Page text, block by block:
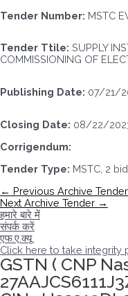
Tender Number: MSTC
Tender Ttile: SUPPLY
COMMISSIONING OF
Publishing Date: 07/21/
Closing Date: 08/22/2023
Corrigendum:
Tender Type: MSTC, 2 bid
पोस्ट
नेविगेशन
← Previous Archive Tender
Next Archive Tender →
हमारे बारे में
संपर्क करें
एफ.ए.क्यू
Click here to take integrity
GSTN ( CNP